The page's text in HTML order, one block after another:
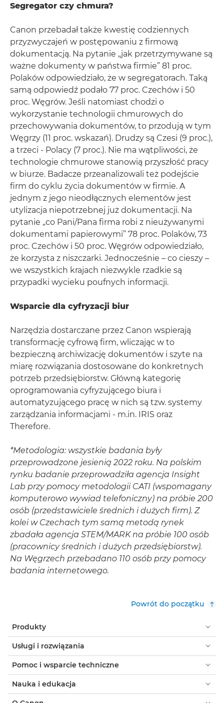
Segregator czy chmura?
Canon przebadał także kwestię codziennych
przyzwyczajeń w postępowaniu z firmową
dokumentacją. Na pytanie „jak przetrzymywane są
ważne dokumenty w państwa firmie” 81 proc.
Polaków odpowiedziało, że w segregatorach. Taką
samą odpowiedź podało 77 proc. Czechów i 50
proc. Węgrów. Jeśli natomiast chodzi o
wykorzystanie technologii chmurowych do
przechowywania dokumentów, to przodują w tym
Węgrzy (11 proc. wskazań). Drudzy są Czesi (9 proc.),
a trzeci - Polacy (7 proc.). Nie ma wątpliwości, że
technologie chmurowe stanowią przyszłość pracy
w biurze. Badacze przeanalizowali też podejście
firm do cyklu życia dokumentów w firmie. A
jednym z jego nieodłącznych elementów jest
utylizacja niepotrzebnej już dokumentacji. Na
pytanie „co Pani/Pana firma robi z nieużywanymi
dokumentami papierowymi” 78 proc. Polaków, 73
proc. Czechów i 50 proc. Węgrów odpowiedziało,
że korzysta z niszczarki. Jednocześnie – co cieszy –
we wszystkich krajach niezwykle rzadkie są
przypadki wycieku poufnych informacji.
Wsparcie dla cyfryzacji biur
Narzędzia dostarczane przez Canon wspierają
transformację cyfrową firm, wliczając w to
bezpieczną archiwizację dokumentów i szyte na
miarę rozwiązania dostosowane do konkretnych
potrzeb przedsiębiorstw. Główną kategorię
oprogramowania cyfryzującego biura i
automatyzującego pracę w nich są tzw. systemy
zarządzania informacjami - m.in. IRIS oraz
Therefore.
*Metodologia: wszystkie badania były
przeprowadzone jesienią 2022 roku. Na polskim
rynku badanie przeprowadziła agencja Insight
Lab przy pomocy metodologii CATI (wspomagany
komputerowo wywiad telefoniczny) na próbie 200
osób (przedstawiciele średnich i dużych firm). Z
kolei w Czechach tym samą metodą rynek
zbadała agencja STEM/MARK na próbie 100 osób
(pracownicy średnich i dużych przedsiębiorstw).
Na Węgrzech przebadano 110 osób przy pomocy
badania internetowego.
Powrót do początku
Produkty
Usługi i rozwiązania
Pomoc i wsparcie techniczne
Nauka i edukacja